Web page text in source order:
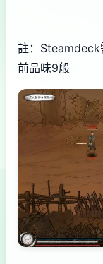
註：Steamdeck
前品味9般